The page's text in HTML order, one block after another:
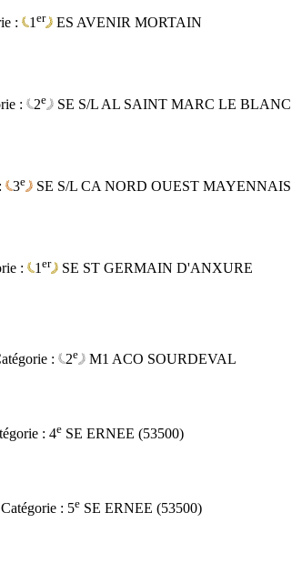
: 1 er ES AVENIR MORTAIN
: 2e SE S/L AL SAINT MARC LE BLANC
3e SE S/L CA NORD OUEST MAYENNAIS
: 1 er SE ST GERMAIN D'ANXURE
: 2e M1 ACO SOURDEVAL
: 4e SE ERNEE (53500)
: 5e SE ERNEE (53500)